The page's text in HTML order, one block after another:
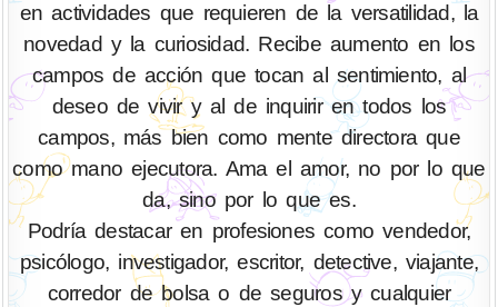
en actividades que requieren de la versatilidad, la
novedad y la curiosidad. Recibe aumento en los
campos de acción que tocan al sentimiento, al
deseo de vivir y al de inquirir en todos los
campos, más bien como mente directora que
como mano ejecutora. Ama el amor, no por lo que
da, sino por lo que es.
Podría destacar en profesiones como vendedor,
psicólogo, investigador, escritor, detective, viajante,
corredor de bolsa o de seguros y cualquier